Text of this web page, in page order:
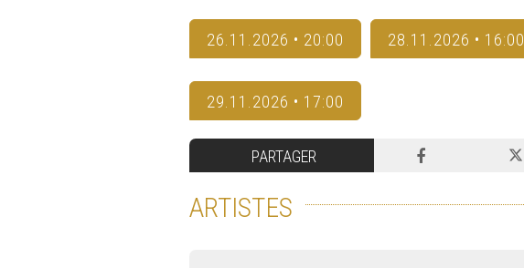
26.11.2026 • 20:00 28.11.2026 • 16:00
29.11.2026 • 17:00
PARTAGER
ARTISTES